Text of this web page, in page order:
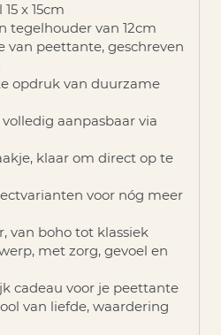
x 15cm
tegelhouder van 12cm
peettante, geschreven
opdruk van duurzame
aanpasbaar via
klaar om direct op te
voor nóg meer
van boho tot klassiek
met zorg, gevoel en
cadeau voor je peettante
van liefde, waardering